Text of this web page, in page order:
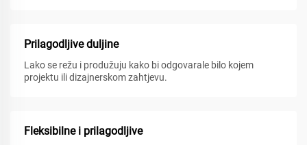
Prilagodljive duljine
Lako se režu i produžuju kako bi odgovarale bilo kojem
projektu ili dizajnerskom zahtjevu.
Fleksibilne i prilagodljive